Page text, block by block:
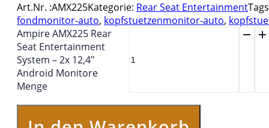
Art.Nr. :AMX225Kategorie: Rear Seat Entertainment
fondmonitor-auto, kopfstuetzenmonitor-auto,
Ampire AMX225 Rear
Seat Entertainment
System – 2x 12,4"
Android Monitore
Menge